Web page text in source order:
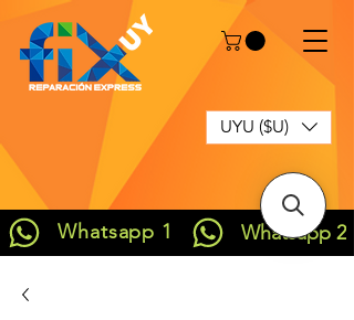
UYU ($U)
Whatsapp 1 Whatsapp 2